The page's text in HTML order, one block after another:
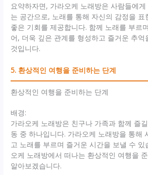
요약하자면, 가라오케 노래방은 사람들에
는 공간으로, 노래를 통해 자신의 감정을 표
좋은 기회를 제공합니다. 함께 노래를 부르
어, 더욱 깊은 관계를 형성하고 즐거운 추억
것입니다.
5. 환상적인 여행을 준비하는 단계
환상적인 여행을 준비하는 단계
배경:
가라오케 노래방은 친구나 가족과 함께 즐
동 중 하나입니다. 가라오케 노래방을 통해
고 노래를 부르며 즐거운 시간을 보낼 수
오케 노래방에서 떠나는 환상적인 여행을
알아보겠습니다.